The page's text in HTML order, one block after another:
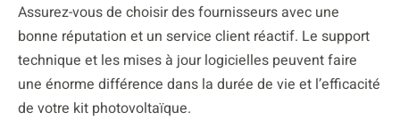
Assurez-vous de choisir des fournisseurs avec une
bonne réputation et un service client réactif. Le support
technique et les mises à jour logicielles peuvent faire
une énorme différence dans la durée de vie et l’efficacité
de votre kit photovoltaïque.